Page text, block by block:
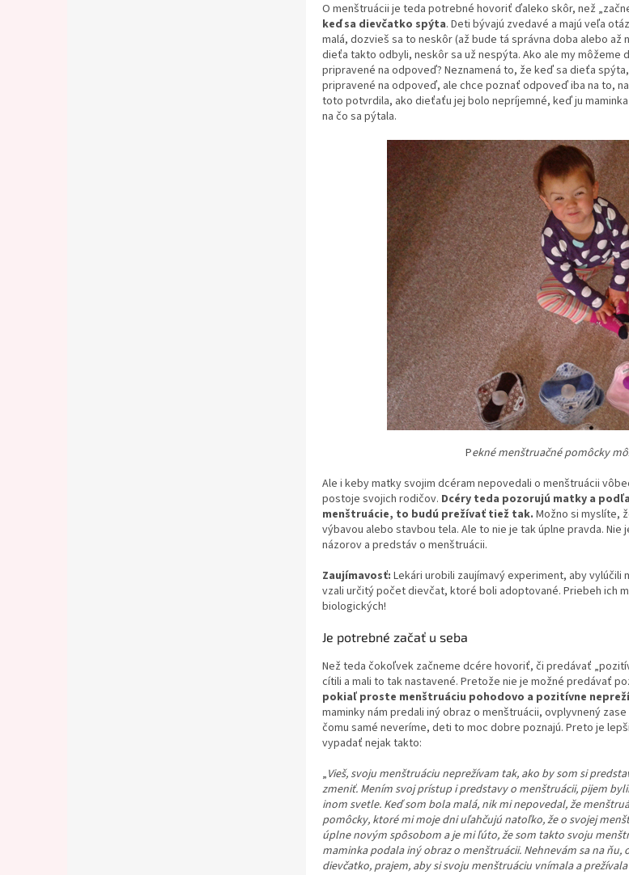
O menštruácii je teda potrebné hovoriť ďaleko skôr, než
keď sa dievčatko spýta. Deti bývajú zvedavé a majú veľa
malá, dozvieš sa to neskôr (až bude tá správna doba alebo
dieťa takto odbyli, neskôr sa už nespýta. Ako ale my
pripravené na odpoveď? Neznamená to, že keď sa dieťa
pripravené na odpoveď, ale chce poznať odpoveď iba na to,
toto potvrdila, ako dieťaťu jej bolo nepríjemné, keď ju
na čo sa pýtala.
Pekné menštruačné pomôcky
Ale i keby matky svojim dcéram nepovedali o menštruácii
postoje svojich rodičov. Dcéry teda pozorujú matky a
menštruácie, to budú prežívať tiež tak. Možno si myslíte,
výbavou alebo stavbou tela. Ale to nie je tak úplne pravda.
názorov a predstáv o menštruácii.
Zaujímavosť: Lekári urobili zaujímavý experiment, aby
vzali určitý počet dievčat, ktoré boli adoptované. Priebeh ich
biologických!
Je potrebné začať u seba
Než teda čokoľvek začneme dcére hovoriť, či predávať
cítili a mali to tak nastavené. Pretože nie je možné predávať
pokiaľ proste menštruáciu pohodovo a pozitívne
maminky nám predali iný obraz o menštruácii, ovplyvnený
čomu samé neveríme, deti to moc dobre poznajú. Preto je
vypadať nejak takto:
„Vieš, svoju menštruáciu neprežívam tak, ako by som si
zmeniť. Mením svoj prístup i predstavy o menštruácii, pijem
inom svetle. Keď som bola malá, nik mi nepovedal, že
pomôcky, ktoré mi moje dni uľahčujú natoľko, že o svojej
úplne novým spôsobom a je mi ľúto, že som takto svoju
maminka podala iný obraz o menštruácii. Nehnevám sa na
dievčatko, prajem, aby si svoju menštruáciu vnímala a